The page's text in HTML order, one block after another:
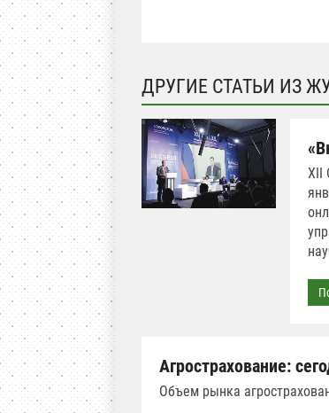
ДРУГИЕ СТАТЬИ ИЗ
XII
Агрострахование:
Объем рынка